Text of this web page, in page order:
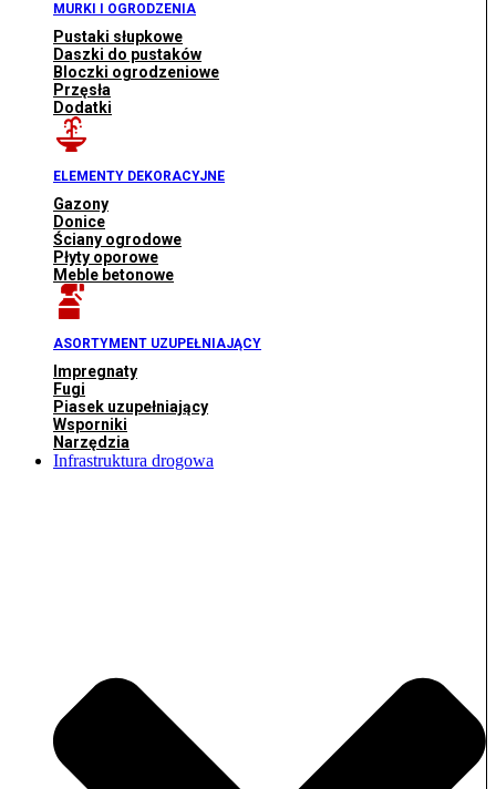
MURKI I OGRODZENIA
Pustaki słupkowe
Daszki do pustaków
Bloczki ogrodzeniowe
Przęsła
Dodatki
ELEMENTY DEKORACYJNE
Gazony
Donice
Ściany ogrodowe
Płyty oporowe
Meble betonowe
ASORTYMENT UZUPEŁNIAJĄCY
Impregnaty
Fugi
Piasek uzupełniający
Wsporniki
Narzędzia
Infrastruktura drogowa